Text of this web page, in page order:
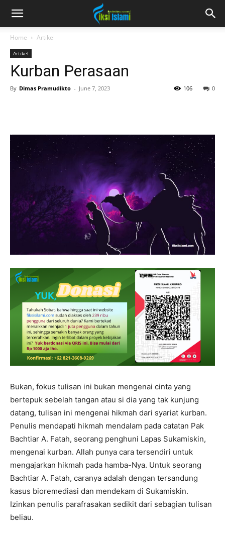
fiksiislami.com
Home Artikel
Artikel
Kurban Perasaan
By Dimas Pramudikto - June 7, 2023 0
106
Bukan, fokus tulisan ini bukan mengenai cinta yang
bertepuk sebelah tangan atau si dia yang tak kunjung
datang, tulisan ini mengenai hikmah dari syariat kurban.
Penulis mendapati hikmah mendalam pada catatan Pak
Bachtiar A. Fatah, seorang penghuni Lapas Sukamiskin,
mengenai kurban. Allah punya cara tersendiri untuk
mengajarkan hikmah pada hamba-Nya. Untuk seorang
Bachtiar A. Fatah, caranya adalah dengan tersandung
kasus bioremediasi dan mendekam di Sukamiskin.
Izinkan penulis parafrasakan sedikit dari sebagian tulisan
beliau.